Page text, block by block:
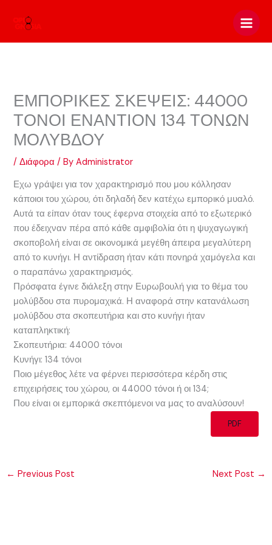
ΕΜΠΟΡΙΚΕΣ ΣΚΕΨΕΙΣ: 44000
ΤΟΝΟΙ ΕΝΑΝΤΙΟΝ 134 ΤΟΝΩΝ
ΜΟΛΥΒΔΟΥ
/Διάφορα / ByAdministrator
Εχω γράψει για τον χαρακτηρισμό που μου κόλλησαν
κάποιοι του χώρου, ότι δηλαδή δεν κατέχω εμπορικό μυαλό.
Αυτά τα είπαν όταν τους έφερνα στοιχεία από το εξωτερικό
που έδειχναν πέρα από κάθε αμφιβολία ότι η ψυχαγωγική
σκοποβολή είναι σε οικονομικά μεγέθη άπειρα μεγαλύτερη
από το κυνήγι. Η αντίδραση ήταν κάτι πονηρά χαμόγελα και
ο παραπάνω χαρακτηρισμός.
Πρόσφατα έγινε διάλεξη στην Ευρωβουλή για το θέμα του
μολύβδου στα πυρομαχικά. Η αναφορά στην κατανάλωση
μολύβδου στα σκοπευτήρια και στο κυνήγι ήταν
καταπληκτική:
Σκοπευτήρια: 44000 τόνοι
Κυνήγι: 134 τόνοι
Ποιο μέγεθος λέτε να φέρνει περισσότερα κέρδη στις
επιχειρήσεις του χώρου, οι 44000 τόνοι ή οι 134;
Που είναι οι εμπορικά σκεπτόμενοι να μας το αναλύσουν!
PDF
← Previous Post Next Post →